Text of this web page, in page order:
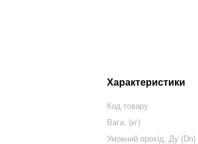
Характеристики
Код товару
Вага, (кг)
Умовний прохід, Ду (Dn)